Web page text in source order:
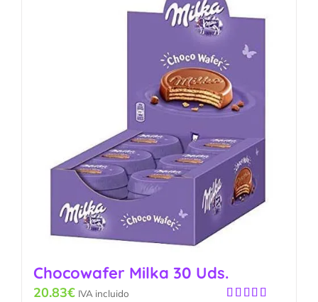
Chocowafer Milka 30 Uds.
20.83€ IVA incluido